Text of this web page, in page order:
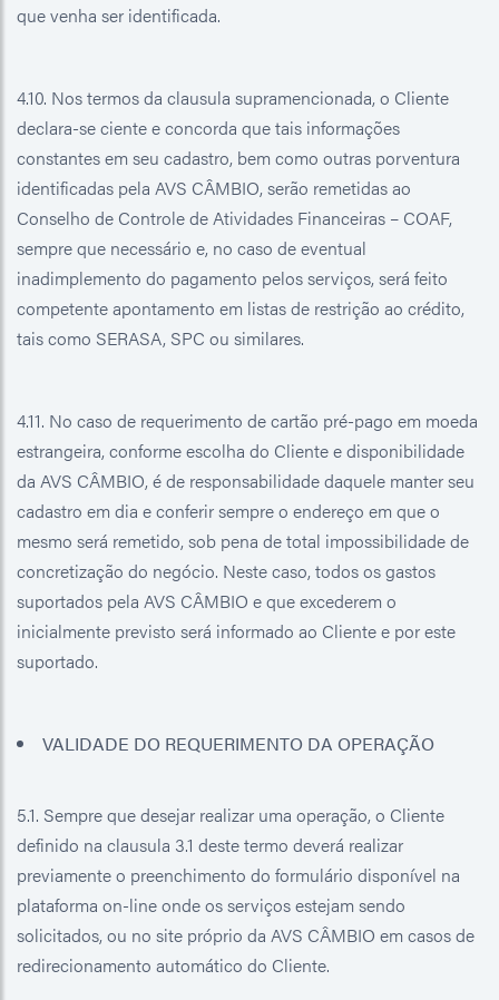
que venha ser identificada.
4.10. Nos termos da clausula supramencionada, o Cliente
declara-se ciente e concorda que tais informações
constantes em seu cadastro, bem como outras porventura
identificadas pela AVS CÂMBIO, serão remetidas ao
Conselho de Controle de Atividades Financeiras – COAF,
sempre que necessário e, no caso de eventual
inadimplemento do pagamento pelos serviços, será feito
competente apontamento em listas de restrição ao crédito,
tais como SERASA, SPC ou similares.
4.11. No caso de requerimento de cartão pré-pago em moeda
estrangeira, conforme escolha do Cliente e disponibilidade
da AVS CÂMBIO, é de responsabilidade daquele manter seu
cadastro em dia e conferir sempre o endereço em que o
mesmo será remetido, sob pena de total impossibilidade de
concretização do negócio. Neste caso, todos os gastos
suportados pela AVS CÂMBIO e que excederem o
inicialmente previsto será informado ao Cliente e por este
suportado.
VALIDADE DO REQUERIMENTO DA OPERAÇÃO
5.1. Sempre que desejar realizar uma operação, o Cliente
definido na clausula 3.1 deste termo deverá realizar
previamente o preenchimento do formulário disponível na
plataforma on-line onde os serviços estejam sendo
solicitados, ou no site próprio da AVS CÂMBIO em casos de
redirecionamento automático do Cliente.